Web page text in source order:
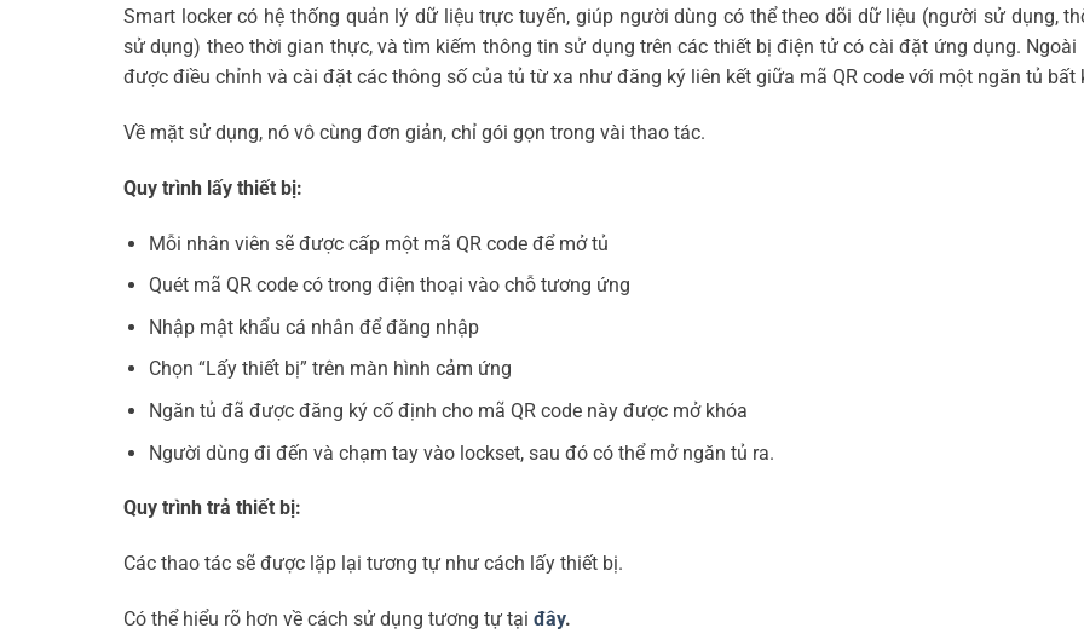
Smart locker có hệ thống quản lý dữ liệu trực tuyến, giúp người dùng có thể theo dõi dữ liệu (người sử dụng,
sử dụng) theo thời gian thực, và tìm kiếm thông tin sử dụng trên các thiết bị điện tử có cài đặt ứng dụng. Ngoài
được điều chỉnh và cài đặt các thông số của tủ từ xa như đăng ký liên kết giữa mã QR code với một ngăn tủ bất
Về mặt sử dụng, nó vô cùng đơn giản, chỉ gói gọn trong vài thao tác.
Quy trình lấy thiết bị:
Mỗi nhân viên sẽ được cấp một mã QR code để mở tủ
Quét mã QR code có trong điện thoại vào chỗ tương ứng
Nhập mật khẩu cá nhân để đăng nhập
Chọn “Lấy thiết bị” trên màn hình cảm ứng
Ngăn tủ đã được đăng ký cố định cho mã QR code này được mở khóa
Người dùng đi đến và chạm tay vào lockset, sau đó có thể mở ngăn tủ ra.
Quy trình trả thiết bị:
Các thao tác sẽ được lặp lại tương tự như cách lấy thiết bị.
Có thể hiểu rõ hơn về cách sử dụng tương tự tại đây.